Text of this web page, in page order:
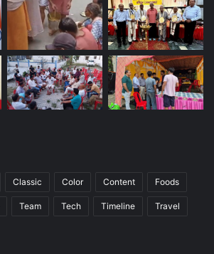
Classic Color Content Foods
Team Tech Timeline Travel